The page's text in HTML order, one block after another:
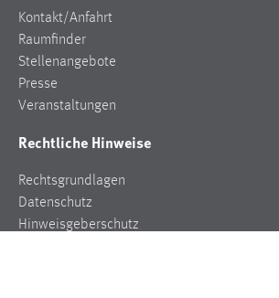
Kontakt/Anfahrt
Raumfinder
Stellenangebote
Presse
Veranstaltungen
Rechtliche Hinweise
Rechtsgrundlagen
Datenschutz
Hinweisgeberschutz
Facebook Pixel
Name:
_fbp
Anbieter:
Conversion-Tracking
Cookie Laufzeit:
3 Monate